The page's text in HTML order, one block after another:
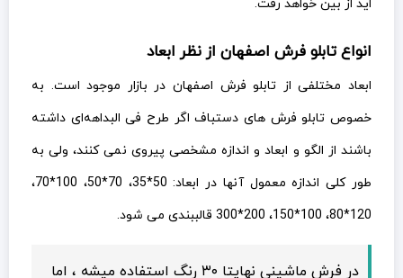
اید از بین خواهد رفت.
انواع تابلو فرش اصفهان از نظر ابعاد
ابعاد مختلفی از تابلو فرش اصفهان در بازار موجود است. به
خصوص تابلو فرش های دستباف اگر طرح فی البداهه‌ای داشته
باشند از الگو و ابعاد و اندازه مشخصی پیروی نمی کنند، ولی به
طور کلی اندازه معمول آنها در ابعاد: 50*35، 70*50، 100*70،
120*80، 100*150، 200*300 قالببندی می شود.
در فرش ماشینی نهایتا ۳۰ رنگ استفاده میشه ، اما